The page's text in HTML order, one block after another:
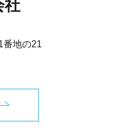
社
番地の21